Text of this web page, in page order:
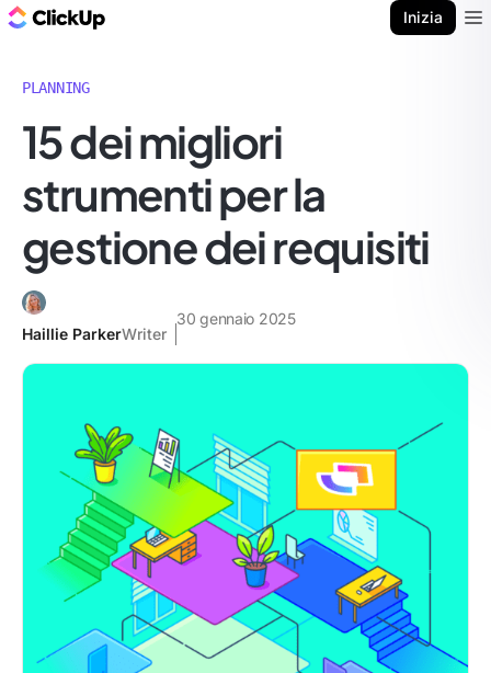
Inizia
PLANNING
15 dei migliori
strumenti per la
gestione dei requisiti
Haillie ParkerWriter
30 gennaio 2025